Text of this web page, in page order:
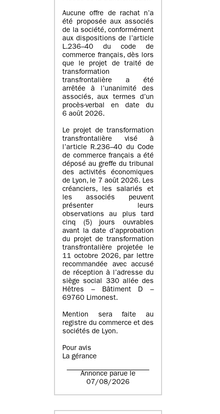
Aucune offre de rachat n’a
été proposée aux associés
de la société, conformément
aux dispositions de l’article
L.236–40 du code de
commerce français, dès lors
que le projet de traité de
transformation
transfrontalière a été
arrêtée à l’unanimité des
associés, aux termes d’un
procès-verbal en date du
6 août 2026.
Le projet de transformation
transfrontalière visé à
l’article R.236–40 du Code
de commerce français a été
déposé au greffe du tribunal
des activités économiques
de Lyon, le 7 août 2026. Les
créanciers, les salariés et
les associés peuvent
présenter leurs
observations au plus tard
cinq (5) jours ouvrables
avant la date d’approbation
du projet de transformation
transfrontalière projetée le
11 octobre 2026, par lettre
recommandée avec accusé
de réception à l’adresse du
siège social 330 allée des
Hêtres – Bâtiment D –
69760 Limonest.
Mention sera faite au
registre du commerce et des
sociétés de Lyon.
Pour avis
La gérance
Annonce parue le
07/08/2026